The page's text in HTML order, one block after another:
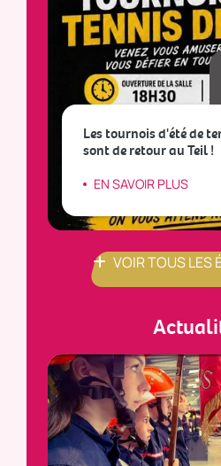
Les tournois d'été de
sont de retour au Teil !
EN SAVOIR PLUS
VOIR TOUS LES